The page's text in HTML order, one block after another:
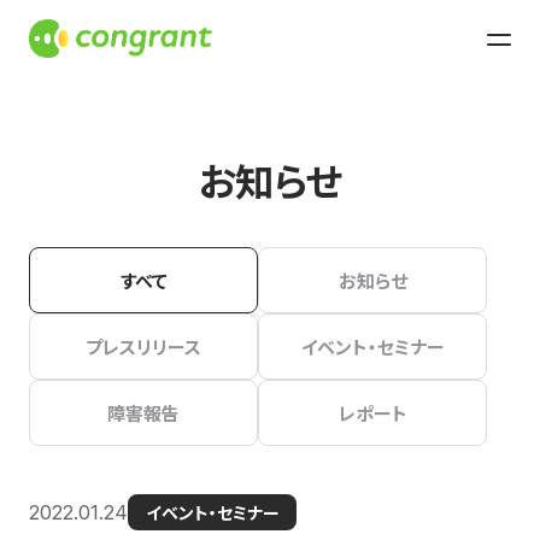
お知らせ
すべて お知らせ
プレスリリース イベント・セミナー
障害報告 レポート
2022.01.24 イベント・セミナー